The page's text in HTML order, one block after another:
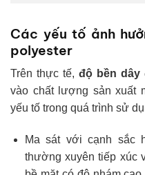
Các yếu tố ảnh
polyester
Trên thực tế, độ bền dây
vào chất lượng sản xuất
yếu tố trong quá trình sử
Ma sát với cạnh sắc
thường xuyên tiếp xúc